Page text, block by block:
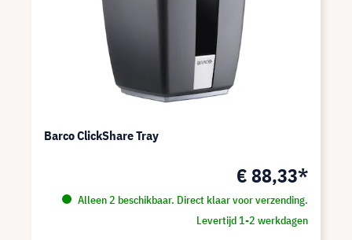
Barco ClickShare Tray
€ 88,33*
Alleen 2 beschikbaar. Direct klaar voor verzending.
Levertijd 1-2 werkdagen